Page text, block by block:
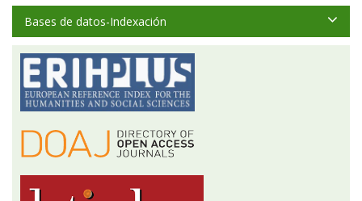
Bases de datos-Indexación